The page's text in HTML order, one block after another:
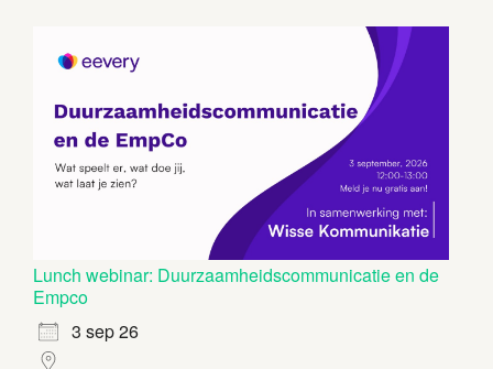
Lunch webinar: Duurzaamheidscommunicatie en de
Empco
3 sep 26